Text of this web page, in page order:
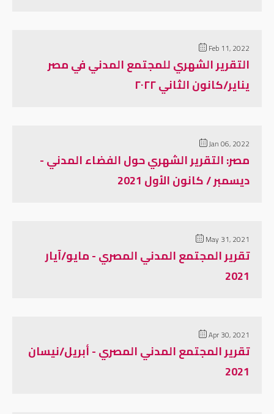
Feb 11, 2022
التقرير الشهري للمجتمع المدني في مصر
يناير/كانون الثاني ٢٠٢٢
Jan 06, 2022
مصر: التقرير الشهري حول الفضاء المدني -
ديسمبر / كانون الأول 2021
May 31, 2021
تقرير المجتمع المدني المصري - مايو/آيار
2021
Apr 30, 2021
تقرير المجتمع المدني المصري - أبريل/نيسان
2021